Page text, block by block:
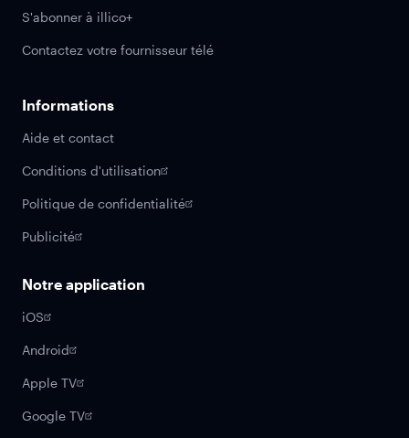
S'abonner à illico+
Contactez votre fournisseur télé
Informations
Aide et contact
Conditions d'utilisation
Politique de confidentialité
Publicité
Notre application
iOS
Android
Apple TV
Google TV